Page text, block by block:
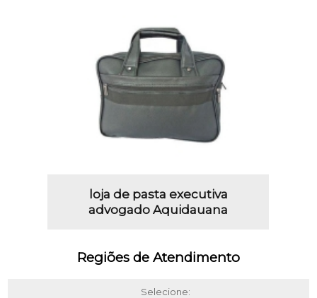
loja de pasta executiva
advogado Aquidauana
Regiões de Atendimento
Selecione: